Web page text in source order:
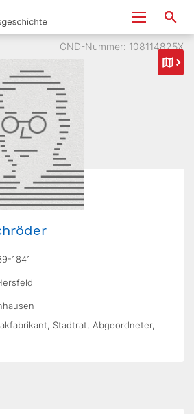
GND-Nummer: 108114825X
1841
Stadtrat, Abgeordneter,